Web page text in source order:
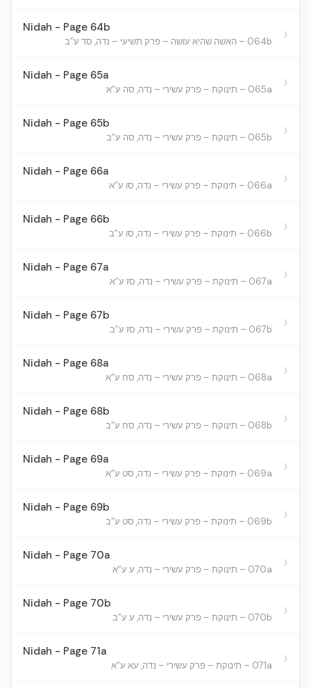
Nidah - Page 64b
064b – האשה שהיא עושה – פרק תשיעי – נדה, סד ע”ב ›
Nidah - Page 65a
065a – תינוקת – פרק עשירי – נדה, סה ע”א ›
Nidah - Page 65b
065b – תינוקת – פרק עשירי – נדה, סה ע”ב ›
Nidah - Page 66a
066a – תינוקת – פרק עשירי – נדה, סו ע”א ›
Nidah - Page 66b
066b – תינוקת – פרק עשירי – נדה, סו ע”ב ›
Nidah - Page 67a
067a – תינוקת – פרק עשירי – נדה, סז ע”א ›
Nidah - Page 67b
067b – תינוקת – פרק עשירי – נדה, סז ע”ב ›
Nidah - Page 68a
068a – תינוקת – פרק עשירי – נדה, סח ע”א ›
Nidah - Page 68b
068b – תינוקת – פרק עשירי – נדה, סח ע”ב ›
Nidah - Page 69a
069a – תינוקת – פרק עשירי – נדה, סט ע”א ›
Nidah - Page 69b
069b – תינוקת – פרק עשירי – נדה, סט ע”ב ›
Nidah - Page 70a
070a – תינוקת – פרק עשירי – נדה, ע ע”א ›
Nidah - Page 70b
070b – תינוקת – פרק עשירי – נדה, ע ע”ב ›
Nidah - Page 71a
071a – תינוקת – פרק עשירי – נדה, עא ע”א ›